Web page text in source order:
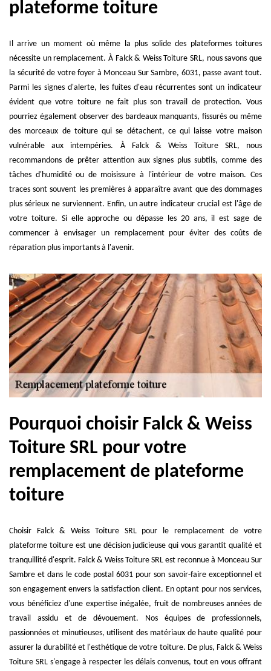
plateforme toiture
Il arrive un moment où même la plus solide des plateformes toitures
nécessite un remplacement. À Falck & Weiss Toiture SRL, nous savons que
la sécurité de votre foyer à Monceau Sur Sambre, 6031, passe avant tout.
Parmi les signes d'alerte, les fuites d'eau récurrentes sont un indicateur
évident que votre toiture ne fait plus son travail de protection. Vous
pourriez également observer des bardeaux manquants, fissurés ou même
des morceaux de toiture qui se détachent, ce qui laisse votre maison
vulnérable aux intempéries. À Falck & Weiss Toiture SRL, nous
recommandons de prêter attention aux signes plus subtils, comme des
tâches d'humidité ou de moisissure à l'intérieur de votre maison. Ces
traces sont souvent les premières à apparaître avant que des dommages
plus sérieux ne surviennent. Enfin, un autre indicateur crucial est l'âge de
votre toiture. Si elle approche ou dépasse les 20 ans, il est sage de
commencer à envisager un remplacement pour éviter des coûts de
réparation plus importants à l'avenir.
Pourquoi choisir Falck & Weiss
Toiture SRL pour votre
remplacement de plateforme
toiture
Choisir Falck & Weiss Toiture SRL pour le remplacement de votre
plateforme toiture est une décision judicieuse qui vous garantit qualité et
tranquillité d'esprit. Falck & Weiss Toiture SRL est reconnue à Monceau Sur
Sambre et dans le code postal 6031 pour son savoir-faire exceptionnel et
son engagement envers la satisfaction client. En optant pour nos services,
vous bénéficiez d'une expertise inégalée, fruit de nombreuses années de
travail assidu et de dévouement. Nos équipes de professionnels,
passionnées et minutieuses, utilisent des matériaux de haute qualité pour
assurer la durabilité et l'esthétique de votre toiture. De plus, Falck & Weiss
Toiture SRL s'engage à respecter les délais convenus, tout en vous offrant